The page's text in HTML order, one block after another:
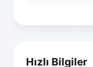
Hızlı Bilgiler